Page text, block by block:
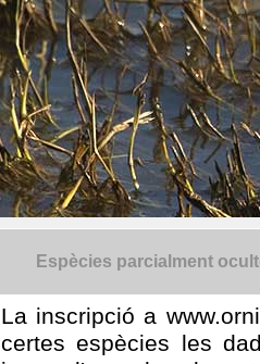
Espècies parcialment
La inscripció a
certes espècies les